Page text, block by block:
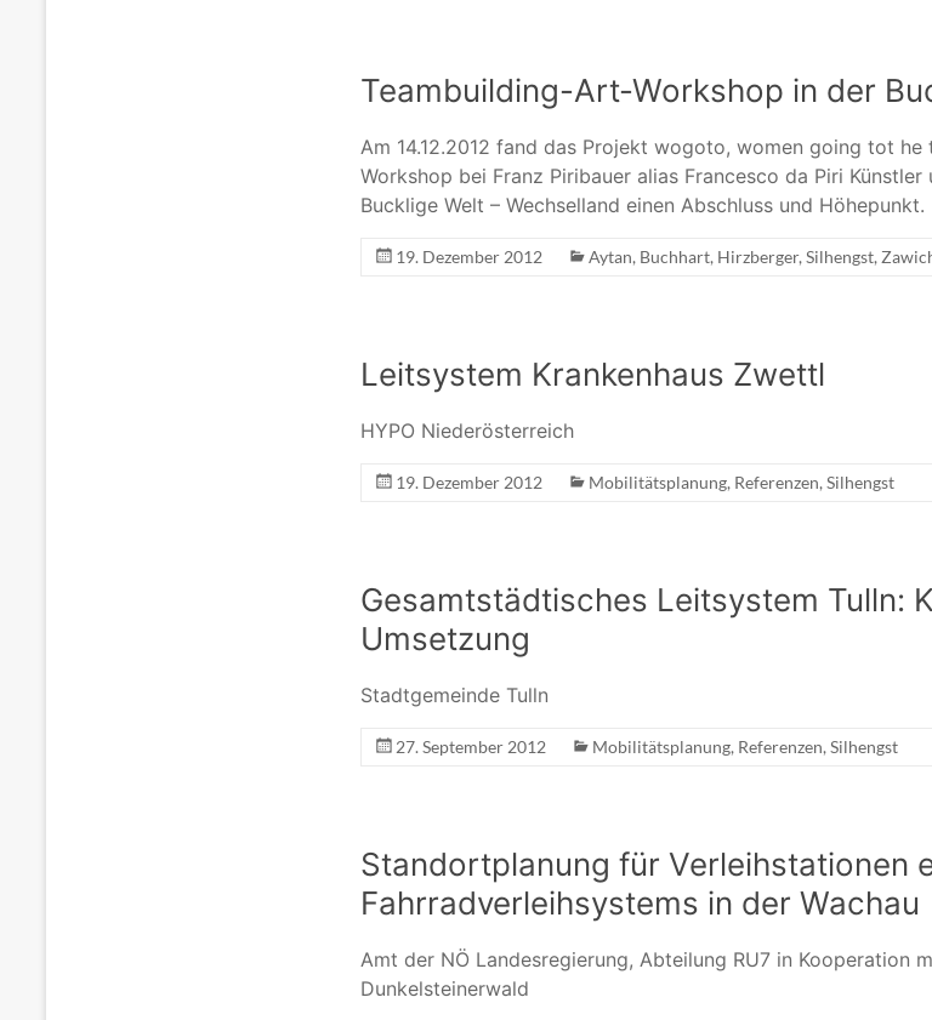
Teambuilding-Art-Workshop in der
Am 14.12.2012 fand das Projekt wogoto, women going tot
Workshop bei Franz Piribauer alias Francesco da Piri Künstler
Bucklige Welt – Wechselland einen Abschluss und Höhepunkt.
19. Dezember 2012 Aytan, Buchhart, Hirzberger, Silhengst,
Leitsystem Krankenhaus Zwettl
HYPO Niederösterreich
19. Dezember 2012 Mobilitätsplanung, Referenzen, Silhengst
Gesamtstädtisches Leitsystem Tulln:
Umsetzung
Stadtgemeinde Tulln
27. September 2012 Mobilitätsplanung, Referenzen, Silhengst
Standortplanung für Verleihstationen
Fahrradverleihsystems in der Wachau
Amt der NÖ Landesregierung, Abteilung RU7 in Kooperation
Dunkelsteinerwald